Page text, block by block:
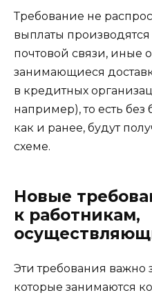
Требование не
выплаты
почтовой связи, иные
занимающиеся
в кредитных
например), то есть
как и ранее, будут
схеме.
Новые
к работникам,
Эти требования
которые занимаются